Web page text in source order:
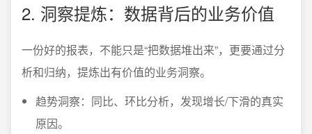
2. 洞察提炼：数据背后的业务价值
一份好的报表，不能只是“把数据堆出来”，更要通过分
析和归纳，提炼出有价值的业务洞察。
趋势洞察：同比、环比分析，发现增长/下滑的真实
原因。